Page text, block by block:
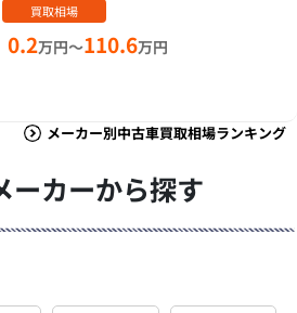
買取相場
0.2万円～110.6万円
メーカー別中古車買取相場ランキング
ーカーから探す